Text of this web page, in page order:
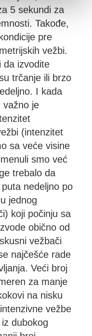
5 sekundi za
Takođe,
pre
vežbi.
da izvodite
trčanje ili brzo
I kada
važno je
(intenzitet
sa veće visine
smo već
trebalo da
nedeljno po
jednog
koji počinju sa
obično od
vežbači
najčešće rade
Veći broj
za manje
na nisku
vežbe
dubokog